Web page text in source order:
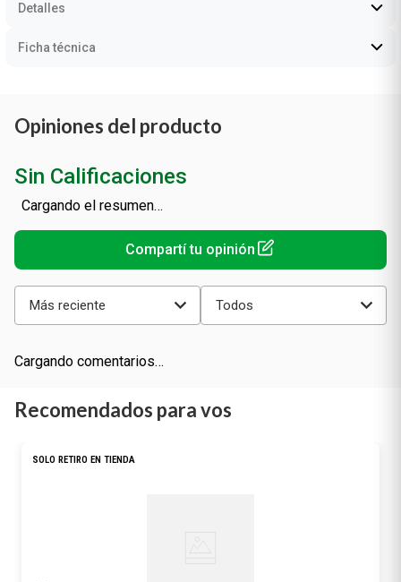
Detalles
Ficha técnica
Opiniones del producto
Sin Calificaciones
Cargando el resumen…
Más reciente Todos
Cargando comentarios…
Recomendados para vos
SOLO RETIRO EN TIENDA